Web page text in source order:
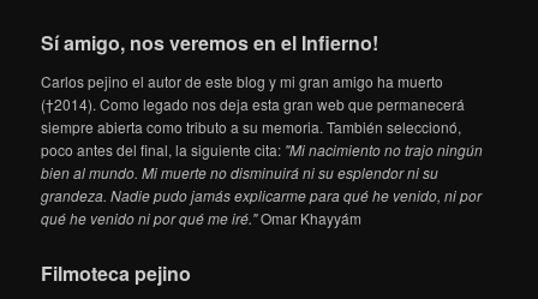
Sí amigo, nos veremos en el Infierno!
Carlos pejino el autor de este blog y mi gran amigo ha muerto
(†2014). Como legado nos deja esta gran web que permanecerá
siempre abierta como tributo a su memoria. También seleccionó,
poco antes del final, la siguiente cita: "Mi nacimiento no trajo ningún
bien al mundo. Mi muerte no disminuirá ni su esplendor ni su
grandeza. Nadie pudo jamás explicarme para qué he venido, ni por
qué he venido ni por qué me iré."Omar Khayyám
Filmoteca pejino